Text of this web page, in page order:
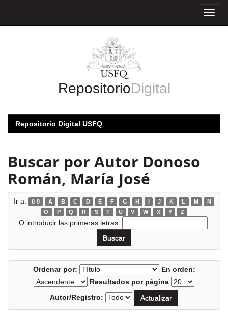
RepositorioDigital
Repositorio Digital USFQ
Buscar por Autor Donoso
Román, María José
Ir a: 0-9 A B C D E F G H I J K L M
N
O
P Q R S T U V W X Y Z
O introducir las primeras letras:
Ordenar por:
En orden:
Resultados por página
Autor/Registro: